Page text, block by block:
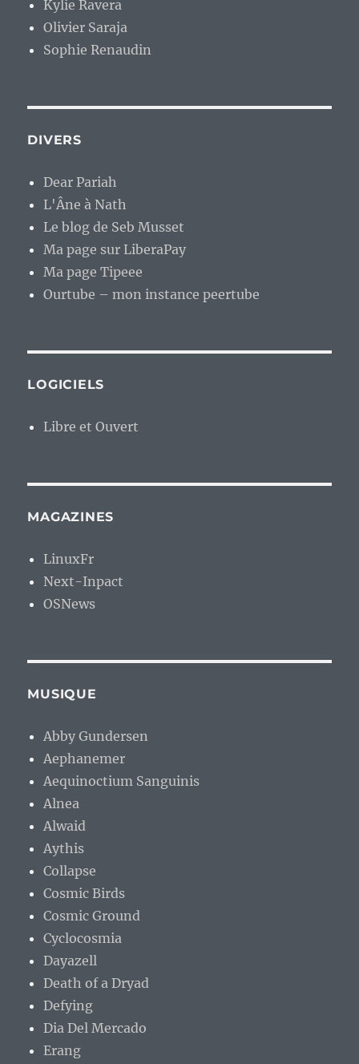
Kylie Ravera
Olivier Saraja
Sophie Renaudin
DIVERS
Dear Pariah
L'Âne à Nath
Le blog de Seb Musset
Ma page sur LiberaPay
Ma page Tipeee
Ourtube – mon instance peertube
LOGICIELS
Libre et Ouvert
MAGAZINES
LinuxFr
Next-Inpact
OSNews
MUSIQUE
Abby Gundersen
Aephanemer
Aequinoctium Sanguinis
Alnea
Alwaid
Aythis
Collapse
Cosmic Birds
Cosmic Ground
Cyclocosmia
Dayazell
Death of a Dryad
Defying
Dia Del Mercado
Erang